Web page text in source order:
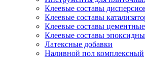
Клеевые составы
Клеевые составы
Клеевые составы цементные
Клеевые составы
Латексные добавки
Наливной пол комплексный